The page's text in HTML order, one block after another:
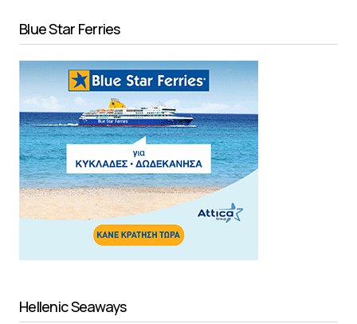
Blue Star Ferries
Hellenic Seaways